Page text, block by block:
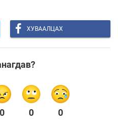
ХУВААЛЦАХ
0 0 0